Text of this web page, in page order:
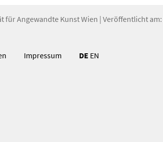
für Angewandte Kunst Wien | Veröffentlicht
Impressum DE EN